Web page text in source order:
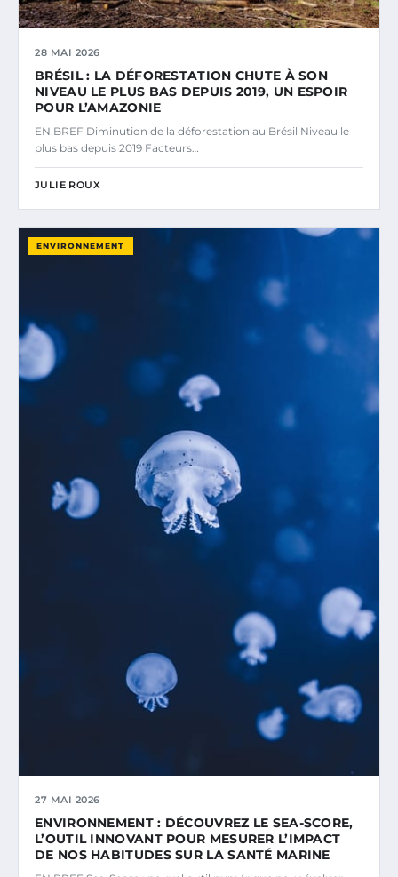
28 MAI 2026
BRÉSIL : LA DÉFORESTATION CHUTE À SON
NIVEAU LE PLUS BAS DEPUIS 2019, UN ESPOIR
POUR L’AMAZONIE
EN BREF Diminution de la déforestation au Brésil Niveau le
plus bas depuis 2019 Facteurs…
JULIE ROUX
ENVIRONNEMENT
27 MAI 2026
ENVIRONNEMENT : DÉCOUVREZ LE SEA-SCORE,
L’OUTIL INNOVANT POUR MESURER L’IMPACT
DE NOS HABITUDES SUR LA SANTÉ MARINE